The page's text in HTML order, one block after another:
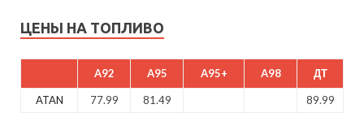
ЦЕНЫ НА ТОПЛИВО
A92 A95 A95+ A98 ДТ
ATAN 77.99 81.49
89.99